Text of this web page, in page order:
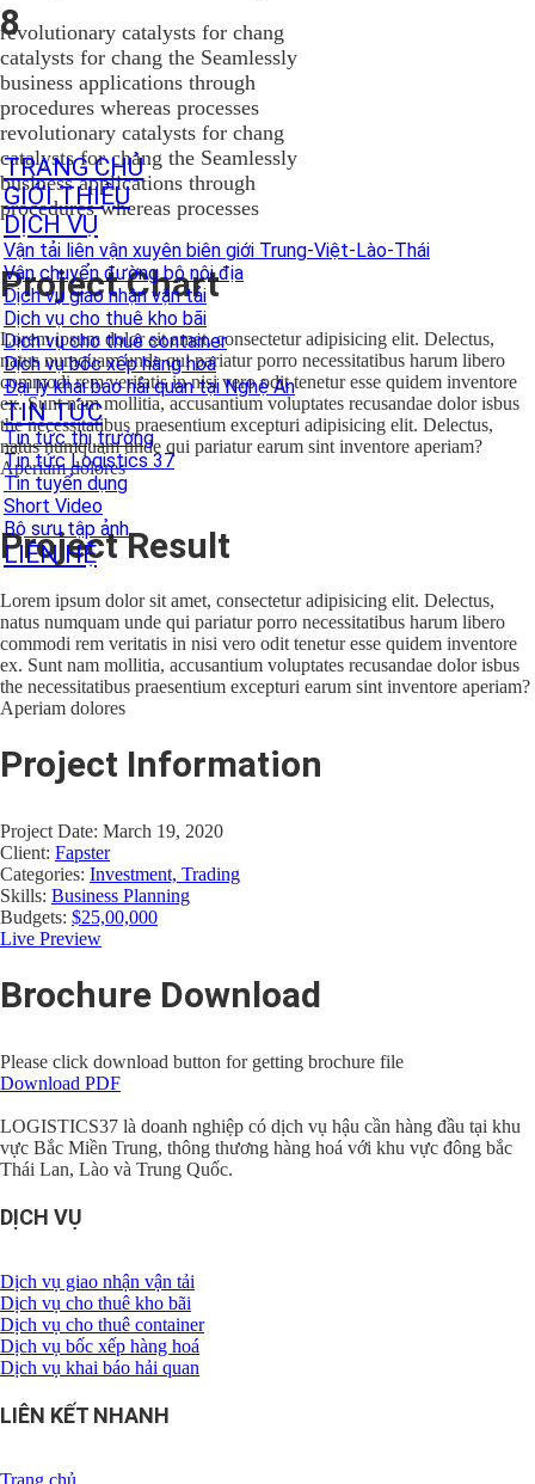
8
TRANG CHỦ
GIỚI THIỆU
DỊCH VỤ
Vận tải liên vận xuyên biên giới Trung-Việt-Lào-Thái
Vận chuyển đường bộ nội địa
Dịch vụ giao nhận vận tải
Dịch vụ cho thuê kho bãi
Dịch vụ cho thuê container
Dịch vụ bốc xếp hàng hoá
Đại lý khai báo hải quan tại Nghệ An
TIN TỨC
Tin tức thị trường
Tin tức Logistics 37
Tin tuyển dụng
Short Video
Bộ sưu tập ảnh
LIÊN HỆ
revolutionary catalysts for chang
catalysts for chang the Seamlessly
business applications through
procedures whereas processes
revolutionary catalysts for chang
catalysts for chang the Seamlessly
business applications through
procedures whereas processes
Project Chart
Lorem ipsum dolor sit amet, consectetur adipisicing elit. Delectus,
natus numquam unde qui pariatur porro necessitatibus harum libero
commodi rem veritatis in nisi vero odit tenetur esse quidem inventore
ex. Sunt nam mollitia, accusantium voluptates recusandae dolor isbus
the necessitatibus praesentium excepturi adipisicing elit. Delectus,
natus numquam unde qui pariatur earum sint inventore aperiam?
Aperiam dolores
Project Result
Lorem ipsum dolor sit amet, consectetur adipisicing elit. Delectus,
natus numquam unde qui pariatur porro necessitatibus harum libero
commodi rem veritatis in nisi vero odit tenetur esse quidem inventore
ex. Sunt nam mollitia, accusantium voluptates recusandae dolor isbus
the necessitatibus praesentium excepturi earum sint inventore aperiam?
Aperiam dolores
Project Information
Project Date: March 19, 2020
Client: Fapster
Categories: Investment, Trading
Skills: Business Planning
Budgets: $25,00,000
Live Preview
Brochure Download
Please click download button for getting brochure file
Download PDF
LOGISTICS37 là doanh nghiệp có dịch vụ hậu cần hàng đầu tại khu
vực Bắc Miền Trung, thông thương hàng hoá với khu vực đông bắc
Thái Lan, Lào và Trung Quốc.
DỊCH VỤ
Dịch vụ giao nhận vận tải
Dịch vụ cho thuê kho bãi
Dịch vụ cho thuê container
Dịch vụ bốc xếp hàng hoá
Dịch vụ khai báo hải quan
LIÊN KẾT NHANH
Trang chủ